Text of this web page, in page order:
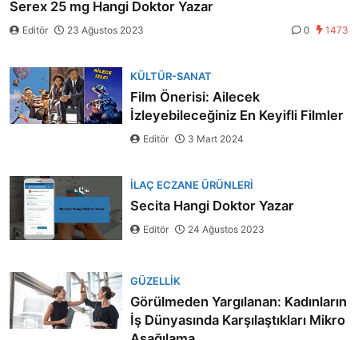
Serex 25 mg Hangi Doktor Yazar
Editör 23 Ağustos 2023 0 1473
KÜLTÜR-SANAT
Film Önerisi: Ailecek
İzleyebileceğiniz En Keyifli Filmler
Editör 3 Mart 2024
İLAÇ ECZANE ÜRÜNLERI
Secita Hangi Doktor Yazar
Editör 24 Ağustos 2023
GÜZELLIK
Görülmeden Yargılanan: Kadınların
İş Dünyasında Karşılaştıkları Mikro